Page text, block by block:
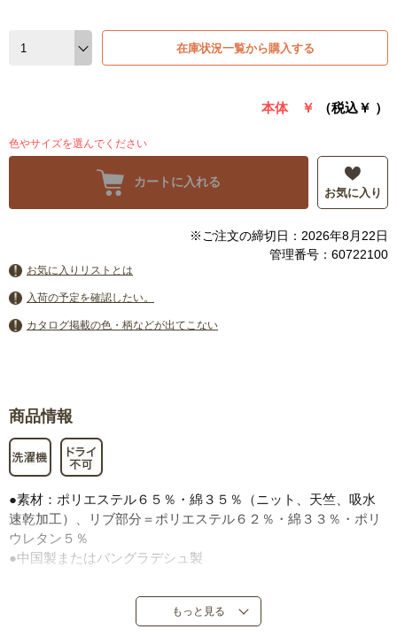
在庫状況一覧から購入する
本体 ￥ （税込￥ ）
色やサイズを選んでください
カートに入れる
お気に入り
※ご注文の締切日：2026年8月22日
管理番号：60722100
お気に入りリストとは
入荷の予定を確認したい。
カタログ掲載の色・柄などが出てこない
商品情報
●素材：ポリエステル６５％・綿３５％（ニット、天竺、吸水
速乾加工）、リブ部分＝ポリエステル６２％・綿３３％・ポリ
ウレタン５％
●中国製またはバングラデシュ製
もっと見る